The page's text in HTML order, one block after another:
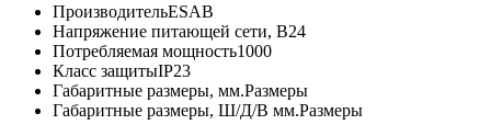
ПроизводительESAB
Напряжение питающей сети, В24
Потребляемая мощность1000
Класс защитыIP23
Габаритные размеры, мм.Размеры
Габаритные размеры, Ш/Д/В мм.Размеры